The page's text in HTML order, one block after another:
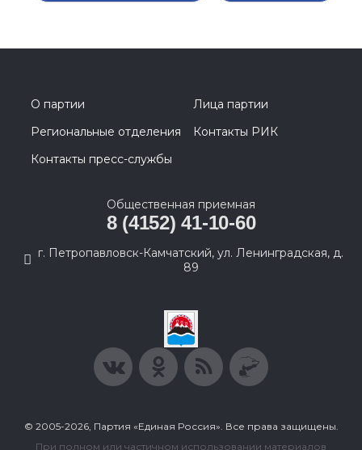
О партии
Лица партии
Региональные отделения
Контакты РИК
Контакты пресс-службы
Общественная приемная
8 (4152) 41-10-60
г. Петропавловск-Камчатский, ул. Ленинградская, д.
89
© 2005-2026, Партия «Единая Россия». Все права защищены.
При полном или частичном использовании материалов